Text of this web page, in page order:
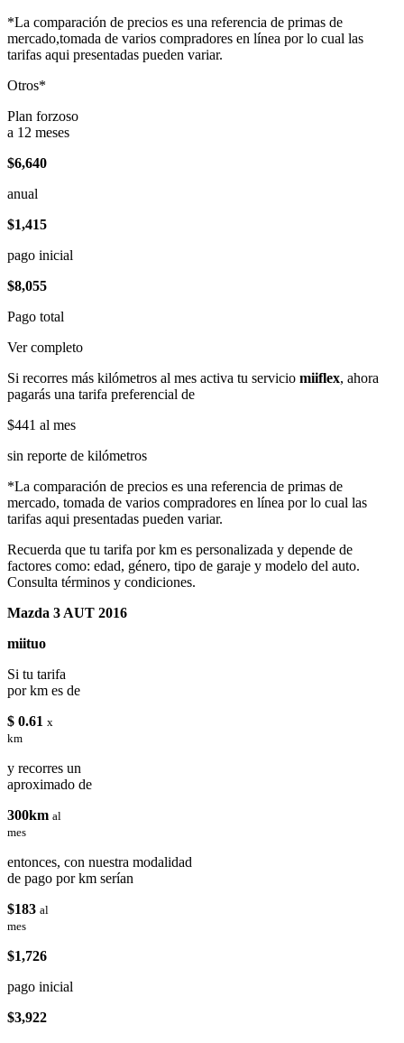
*La comparación de precios es una referencia de primas de
mercado,tomada de varios compradores en línea por lo cual las
tarifas aqui presentadas pueden variar.
Otros*
Plan forzoso
a 12 meses
$6,640
anual
$1,415
pago inicial
$8,055
Pago total
Ver completo
Si recorres más kilómetros al mes activa tu servicio miiflex, ahora
pagarás una tarifa preferencial de
$441 al mes
sin reporte de kilómetros
*La comparación de precios es una referencia de primas de
mercado, tomada de varios compradores en línea por lo cual las
tarifas aqui presentadas pueden variar.
Recuerda que tu tarifa por km es personalizada y depende de
factores como: edad, género, tipo de garaje y modelo del auto.
Consulta términos y condiciones.
Mazda 3 AUT 2016
miituo
Si tu tarifa
por km es de
$ 0.61 x
km
y recorres un
aproximado de
300km al
mes
entonces, con nuestra modalidad
de pago por km serían
$183 al
mes
$1,726
pago inicial
$3,922